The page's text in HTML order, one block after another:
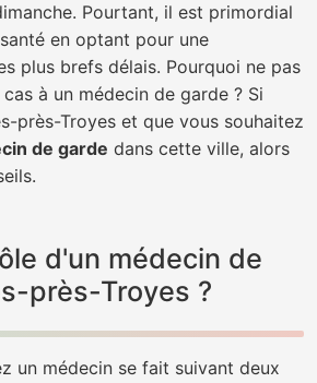
Pourtant, il est primordial
en optant pour une
plus brefs délais. Pourquoi ne pas
à un médecin de garde ? Si
près-Troyes et que vous souhaitez
de garde dans cette ville, alors
d'un médecin de
près-Troyes ?
un médecin se fait suivant deux